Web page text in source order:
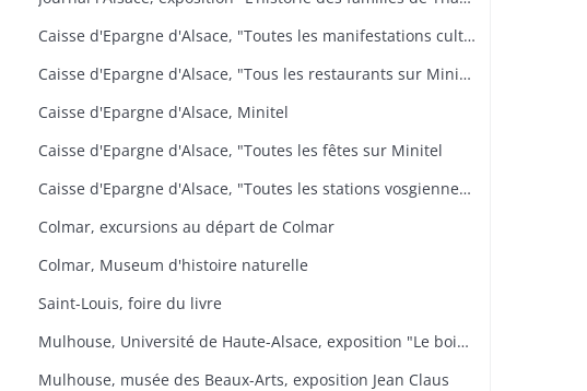
Caisse d'Epargne d'Alsace, "Toutes les manifestations culturelles sur Minitel
Caisse d'Epargne d'Alsace, "Tous les restaurants sur Minitel
Caisse d'Epargne d'Alsace, Minitel
Caisse d'Epargne d'Alsace, "Toutes les fêtes sur Minitel
Caisse d'Epargne d'Alsace, "Toutes les stations vosgiennes sur Minitel
Colmar, excursions au départ de Colmar
Colmar, Museum d'histoire naturelle
Saint-Louis, foire du livre
Mulhouse, Université de Haute-Alsace, exposition "Le bois, un art de vivre
Mulhouse, musée des Beaux-Arts, exposition Jean Claus